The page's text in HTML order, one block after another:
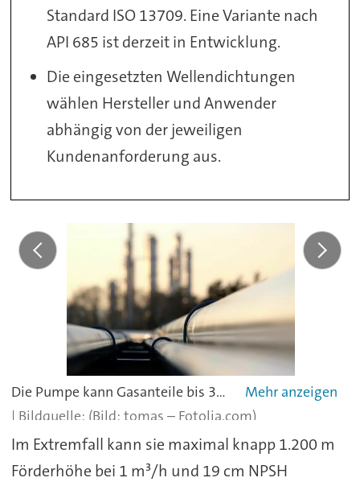
Standard ISO 13709. Eine Variante nach
API 685 ist derzeit in Entwicklung.
Die eingesetzten Wellendichtungen
wählen Hersteller und Anwender
abhängig von der jeweiligen
Kundenanforderung aus.
Die Pumpe kann Gasanteile bis 30 % problemlos mitfördern.
(Bild: tomas – Fotolia.com)
Im Extremfall kann sie maximal knapp 1.200 m
Förderhöhe bei 1 m³/h und 19 cm NPSH